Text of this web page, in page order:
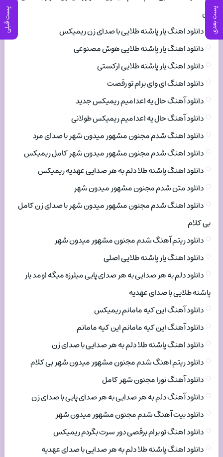
پست بعدی پست قبلی
زن
دانلود اهنگ یار پاشنه طلایی با صدای زن ریمیکس
دانلود اهنگ یار پاشنه طلایی هوش مصنوعی
دانلود اهنگ یار پاشنه طلایی ارکستی
دانلود اهنگ ای وای برام تو رقصت
دانلود آهنگ حال یه اعدامیم ریمیکس جدید
دانلود آهنگ حال یه اعدامیم ریمیکس طولانی
دانلود اهنگ شدم مجنون مشهور میدون شهر با صدای مرد
دانلود اهنگ شدم مجنون مشهور میدون شهر کامل ریمیکس
دانلود اهنگ پاشنه طلا دلم به هر صدایی عهدیه ریمیکس
دانلود متن شدم مجنون مشهور میدون شهر
دانلود اهنگ شدم مجنون مشهور میدون شهر با صدای زن کامل
بی کلام
دانلود ریتم آهنگ شدم مجنون مشهور میدون شهر
دانلود اهنگ یار پاشنه طلایی اصلی
دانلود دلم به هر صدایی به هر صدای پایی میلرزه میگه اومد یار
پاشنه طلایی با صدای عهدیه
دانلود آهنگ این کیه مامانم ریمیکس
دانلود آهنگ این کیه مامانم این کیه مامانم
دانلود اهنگ پاشنه طلا دلم به هر صدایی با صدای زن
دانلود ریتم اهنگ شدم مجنون مشهور میدون شهر بی کلام
دانلود آهنگ نورا مجنون شهر کامل
دانلود آهنگ دلم به هر صدایی به هر صدای پایی با صدای زن
دانلود بیت آهنگ شدم مجنون مشهور میدون شهر
دانلود اهنگ تو برام برقصی دور سرت بگردم ریمیکس
دانلود اهنگ پاشنه طلا دلم به هر صدایی با صدای عهدیه